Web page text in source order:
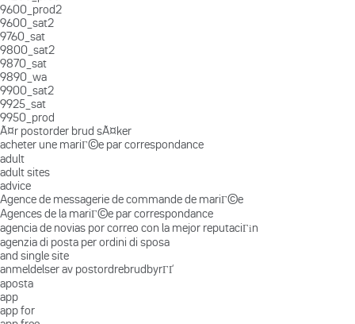
9600_prod2
9600_sat2
9760_sat
9800_sat2
9870_sat
9890_wa
9900_sat2
9925_sat
9950_prod
Ã¤r postorder brud sÃ¤ker
acheter une mariГ©e par correspondance
adult
adult sites
advice
Agence de messagerie de commande de mariГ©e
Agences de la mariГ©e par correspondance
agencia de novias por correo con la mejor reputaciГіn
agenzia di posta per ordini di sposa
and single site
anmeldelser av postordrebrudbyrГҐ
aposta
app
app for